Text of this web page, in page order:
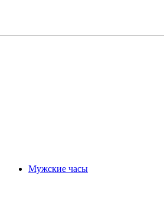
Мужские часы